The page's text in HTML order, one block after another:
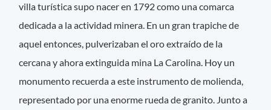
villa turística supo nacer en 1792 como una comarca
dedicada a la actividad minera. En un gran trapiche de
aquel entonces, pulverizaban el oro extraído de la
cercana y ahora extinguida mina La Carolina. Hoy un
monumento recuerda a este instrumento de molienda,
representado por una enorme rueda de granito. Junto a